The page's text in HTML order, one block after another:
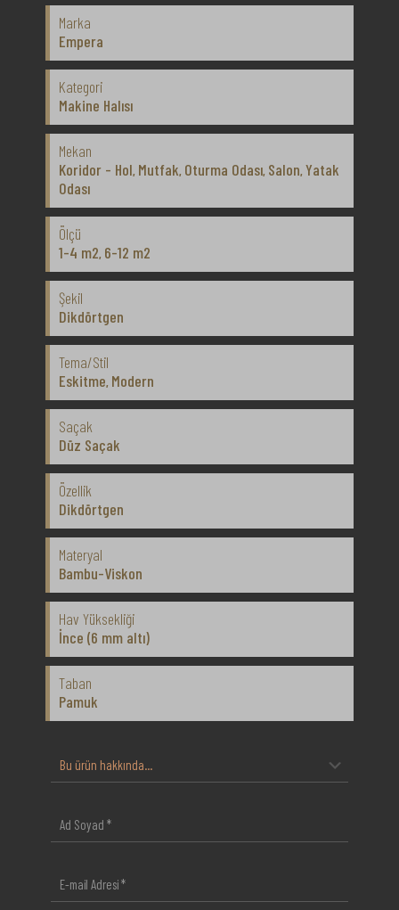
Marka
Empera
Kategori
Makine Halısı
Mekan
Koridor - Hol, Mutfak, Oturma Odası, Salon,Yatak
Odası
Ölçü
1-4 m2, 6-12 m2
Şekil
Dikdörtgen
Tema/Stil
Eskitme, Modern
Saçak
Düz Saçak
Özellik
Dikdörtgen
Materyal
Bambu-Viskon
Hav Yüksekliği
İnce (6 mm altı)
Taban
Pamuk